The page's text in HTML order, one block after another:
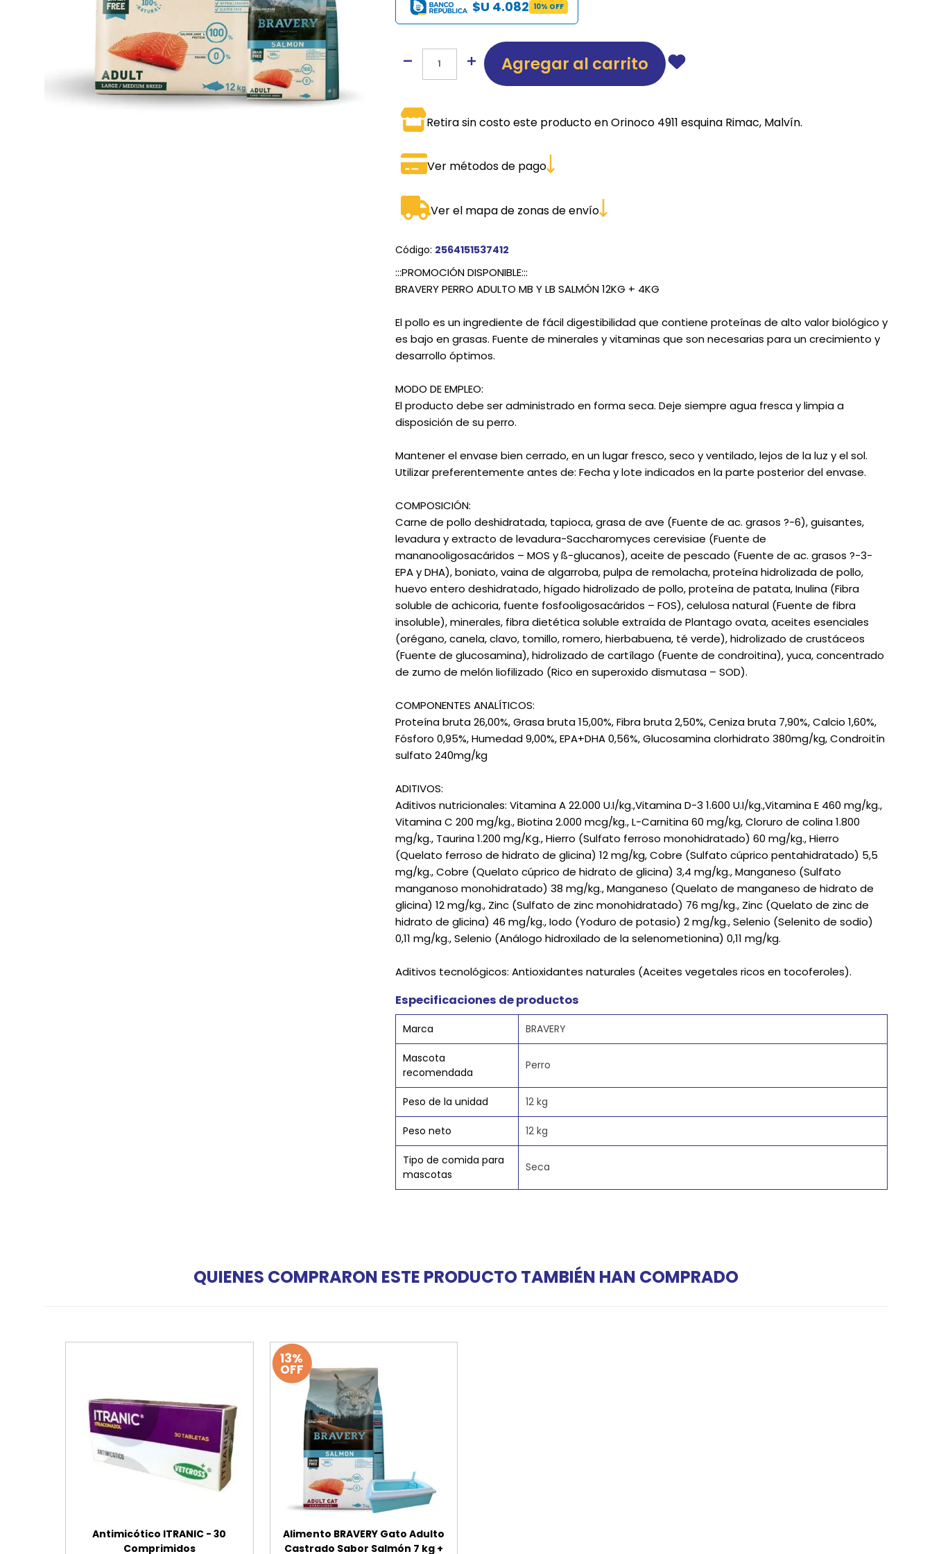
JUGUETES
COMEDEROS Y BEBEDEROS
ROPA
TRANSPORTADORAS
CAMAS THREE DOGS
$U 4.082 10% OFF
Agregar al carrito
Retira sin costo este producto en Orinoco 4911 esquina Rimac, Malvín.
Ver métodos de pago
Ver el mapa de zonas de envío
Código: 2564151537412
:::PROMOCIÓN DISPONIBLE:::
BRAVERY PERRO ADULTO MB Y LB SALMÓN 12KG + 4KG
El pollo es un ingrediente de fácil digestibilidad que contiene proteínas de alto valor biológico y
es bajo en grasas. Fuente de minerales y vitaminas que son necesarias para un crecimiento y
desarrollo óptimos.
MODO DE EMPLEO:
El producto debe ser administrado en forma seca. Deje siempre agua fresca y limpia a
disposición de su perro.
Mantener el envase bien cerrado, en un lugar fresco, seco y ventilado, lejos de la luz y el sol.
Utilizar preferentemente antes de: Fecha y lote indicados en la parte posterior del envase.
COMPOSICIÓN:
Carne de pollo deshidratada, tapioca, grasa de ave (Fuente de ac. grasos ?-6), guisantes,
levadura y extracto de levadura-Saccharomyces cerevisiae (Fuente de
mananooligosacáridos – MOS y ß-glucanos), aceite de pescado (Fuente de ac. grasos ?-3-
EPA y DHA), boniato, vaina de algarroba, pulpa de remolacha, proteína hidrolizada de pollo,
huevo entero deshidratado, hígado hidrolizado de pollo, proteína de patata, Inulina (Fibra
soluble de achicoria, fuente fosfooligosacáridos – FOS), celulosa natural (Fuente de fibra
insoluble), minerales, fibra dietética soluble extraída de Plantago ovata, aceites esenciales
(orégano, canela, clavo, tomillo, romero, hierbabuena, té verde), hidrolizado de crustáceos
(Fuente de glucosamina), hidrolizado de cartílago (Fuente de condroitina), yuca, concentrado
de zumo de melón liofilizado (Rico en superoxido dismutasa – SOD).
COMPONENTES ANALÍTICOS:
Proteína bruta 26,00%, Grasa bruta 15,00%, Fibra bruta 2,50%, Ceniza bruta 7,90%, Calcio 1,60%,
Fósforo 0,95%, Humedad 9,00%, EPA+DHA 0,56%, Glucosamina clorhidrato 380mg/kg, Condroitín
sulfato 240mg/kg
ADITIVOS:
Aditivos nutricionales: Vitamina A 22.000 U.I/kg.,Vitamina D-3 1.600 U.I/kg.,Vitamina E 460 mg/kg.,
Vitamina C 200 mg/kg., Biotina 2.000 mcg/kg., L-Carnitina 60 mg/kg, Cloruro de colina 1.800
mg/kg., Taurina 1.200 mg/Kg., Hierro (Sulfato ferroso monohidratado) 60 mg/kg., Hierro
(Quelato ferroso de hidrato de glicina) 12 mg/kg, Cobre (Sulfato cúprico pentahidratado) 5,5
mg/kg., Cobre (Quelato cúprico de hidrato de glicina) 3,4 mg/kg., Manganeso (Sulfato
manganoso monohidratado) 38 mg/kg., Manganeso (Quelato de manganeso de hidrato de
glicina) 12 mg/kg., Zinc (Sulfato de zinc monohidratado) 76 mg/kg., Zinc (Quelato de zinc de
hidrato de glicina) 46 mg/kg., Iodo (Yoduro de potasio) 2 mg/kg., Selenio (Selenito de sodio)
0,11 mg/kg., Selenio (Análogo hidroxilado de la selenometionina) 0,11 mg/kg.
Aditivos tecnológicos: Antioxidantes naturales (Aceites vegetales ricos en tocoferoles).
Especificaciones de productos
Marca BRAVERY
Mascota
recomendada
Perro
Peso de la unidad 12 kg
Peso neto 12 kg
Tipo de comida para
mascotas
Seca
QUIENES COMPRARON ESTE PRODUCTO TAMBIÉN HAN COMPRADO
Antimicótico ITRANIC - 30
Comprimidos
13%
OFF
Alimento BRAVERY Gato Adulto
Castrado Sabor Salmón 7 kg +